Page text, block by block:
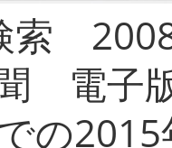
索
電子
の